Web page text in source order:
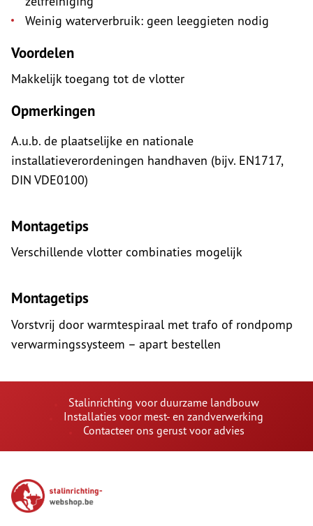
Weinig waterverbruik: geen leeggieten nodig
Voordelen
Makkelijk toegang tot de vlotter
Opmerkingen
A.u.b. de plaatselijke en nationale
installatieverordeningen handhaven (bijv. EN1717,
DIN VDE0100)
Montagetips
Verschillende vlotter combinaties mogelijk
Montagetips
Vorstvrij door warmtespiraal met trafo of rondpomp
verwarmingssysteem – apart bestellen
Stalinrichting voor duurzame landbouw
Installaties voor mest- en zandverwerking
Contacteer ons gerust voor advies